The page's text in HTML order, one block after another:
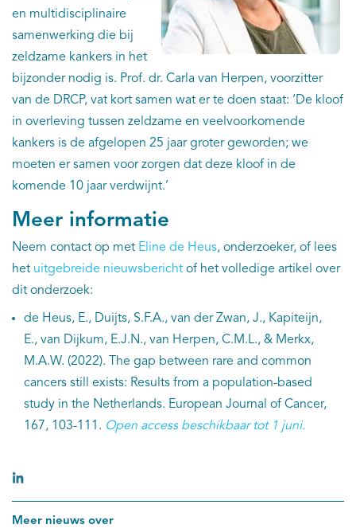
en multidisciplinaire
samenwerking die bij
zeldzame kankers in het
bijzonder nodig is. Prof. dr. Carla van Herpen, voorzitter
van de DRCP, vat kort samen wat er te doen staat: ‘De kloof
in overleving tussen zeldzame en veelvoorkomende
kankers is de afgelopen 25 jaar groter geworden; we
moeten er samen voor zorgen dat deze kloof in de
komende 10 jaar verdwijnt.’
Meer informatie
Neem contact op met Eline de Heus, onderzoeker, of lees
het uitgebreide nieuwsbericht of het volledige artikel over
dit onderzoek:
de Heus, E., Duijts, S.F.A., van der Zwan, J., Kapiteijn,
E., van Dijkum, E.J.N., van Herpen, C.M.L., & Merkx,
M.A.W. (2022). The gap between rare and common
cancers still exists: Results from a population-based
study in the Netherlands. European Journal of Cancer,
167, 103-111. Open access beschikbaar tot 1 juni.
Meer nieuws over